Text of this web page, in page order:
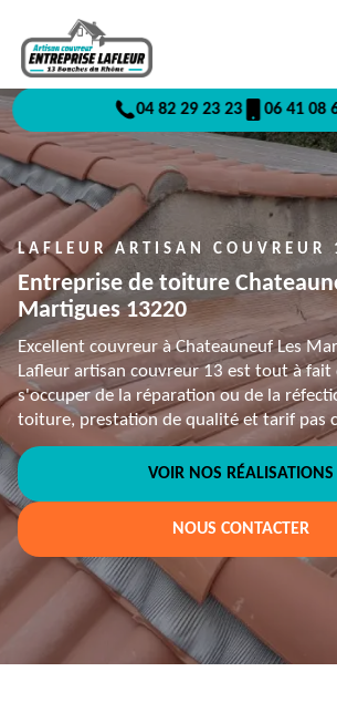
04 82 29 23 23 06 41 08
LAFLEUR ARTISAN COUVREUR
Entreprise de toiture
Martigues 13220
Excellent couvreur à Chateauneuf Les
Lafleur artisan couvreur 13 est tout à
s'occuper de la réparation ou de la
toiture, prestation de qualité et tarif pas
VOIR NOS RÉALISATIONS
NOUS CONTACTER